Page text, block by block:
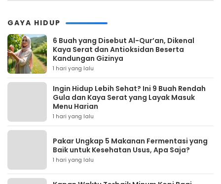
GAYA HIDUP
6 Buah yang Disebut Al-Qur’an, Dikenal
Kaya Serat dan Antioksidan Beserta
Kandungan Gizinya
1 hari yang lalu
Ingin Hidup Lebih Sehat? Ini 9 Buah Rendah
Gula dan Kaya Serat yang Layak Masuk
Menu Harian
1 hari yang lalu
Pakar Ungkap 5 Makanan Fermentasi yang
Baik untuk Kesehatan Usus, Apa Saja?
1 hari yang lalu